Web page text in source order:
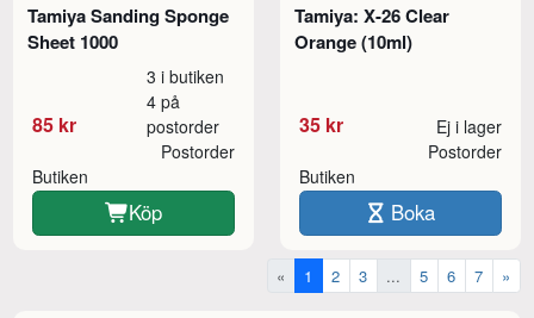
Tamiya Sanding Sponge
Sheet 1000
85 kr
3 i butiken
4 på
postorder
Butiken
Postorder
Köp
Tamiya: X-26 Clear
Orange (10ml)
35 kr Ej i lager
Butiken
Postorder
Boka
« 1 2 3 ... 5 6 7 »